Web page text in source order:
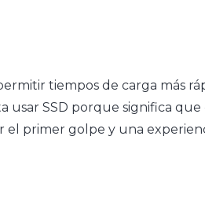
tiempos de carga más
usar SSD porque significa que
primer golpe y una